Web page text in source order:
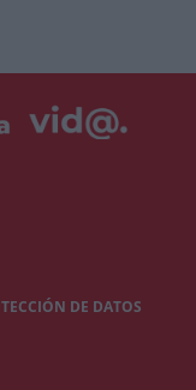
DE DATOS